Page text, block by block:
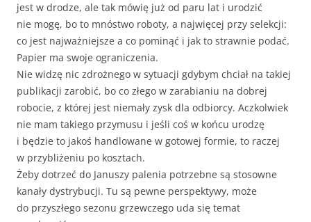
jest w drodze, ale tak mówię już od paru lat i urodzić
nie mogę, bo to mnóstwo roboty, a najwięcej przy selekcji:
co jest najważniejsze a co pominąć i jak to strawnie podać.
Papier ma swoje ograniczenia.
Nie widzę nic zdrożnego w sytuacji gdybym chciał na takiej
publikacji zarobić, bo co złego w zarabianiu na dobrej
robocie, z której jest niemały zysk dla odbiorcy. Aczkolwiek
nie mam takiego przymusu i jeśli coś w końcu urodzę
i będzie to jakoś handlowane w gotowej formie, to raczej
w przybliżeniu po kosztach.
Żeby dotrzeć do Januszy palenia potrzebne są stosowne
kanały dystrybucji. Tu są pewne perspektywy, może
do przyszłego sezonu grzewczego uda się temat